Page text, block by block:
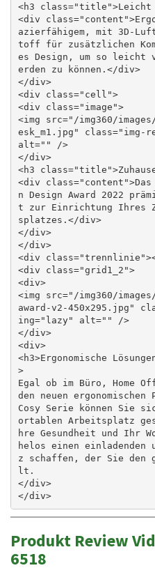
<h3 class="title">Leicht
<div
azierfähigem, mit 3D-
toff für zusätzlichen
es Design, um so leicht
erden zu können.</div>
</div>
<div class="cell">
<div class="image">
<img src="/img360/
esk_m1.jpg" class="img-
alt="" />
</div>
<h3
<div
n Design Award 2022
t zur Einrichtung Ihres
splatzes.</div>
</div>
</div>
<div
<div class="grid1_2">
<div>
<img src="/img360/
award-v2-450x295.jpg"
ing="lazy" alt="" />
</div>
<div>
<h3>Ergonomische
>
Egal ob im Büro, Home
den neuen
Cosy Serie können Sie
ortablen Arbeitsplatz
hre Gesundheit und Ihr
helos einen
z schaffen, der Sie den
lt.
</div>
Produkt Review
6518